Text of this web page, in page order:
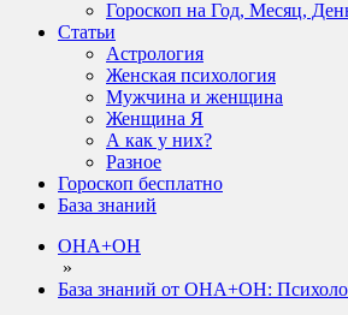
Гороскоп на Год, Месяц,
Статьи
Астрология
Женская психология
Мужчина и женщина
Женщина Я
А как у них?
Разное
Гороскоп бесплатно
База знаний
ОНА+ОН
»
База знаний от ОНА+ОН: